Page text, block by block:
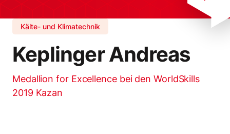
Kälte- und Klimatechnik
Keplinger Andreas
Medallion for Excellence bei den WorldSkills
2019 Kazan